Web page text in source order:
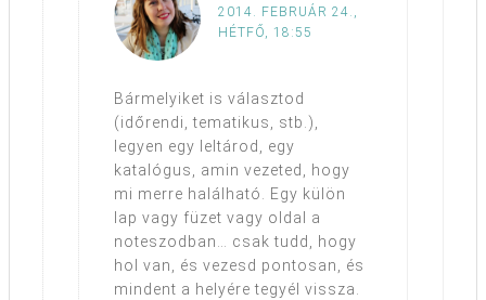
2014. FEBRUÁR 24.,
HÉTFŐ, 18:55
Bármelyiket is választod
(időrendi, tematikus, stb.),
legyen egy leltárod, egy
katalógus, amin vezeted, hogy
mi merre halálható. Egy külön
lap vagy füzet vagy oldal a
noteszodban… csak tudd, hogy
hol van, és vezesd pontosan, és
mindent a helyére tegyél vissza.